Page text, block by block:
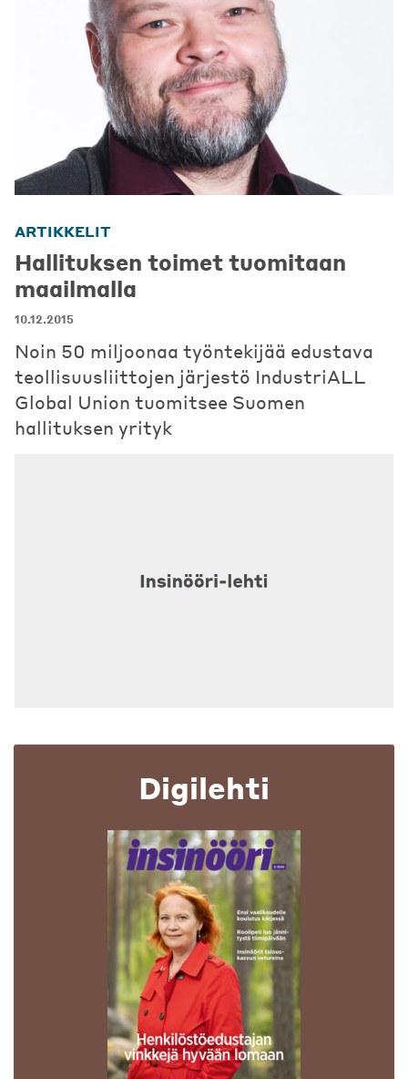
ARTIKKELIT
Hallituksen toimet tuomitaan
maailmalla
10.12.2015
Noin 50 miljoonaa työntekijää edustava
teollisuusliittojen järjestö IndustriALL
Global Union tuomitsee Suomen
hallituksen yrityk
Digilehti